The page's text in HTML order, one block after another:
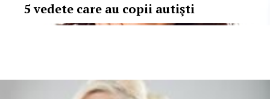
5 vedete care au copii autişti